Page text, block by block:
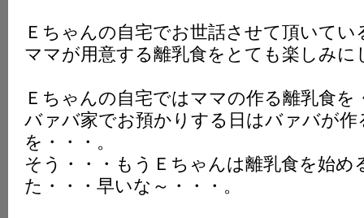
Ｅちゃんの自宅でお世話させて頂いて
ママが用意する離乳食をとても楽しみに
Ｅちゃんの自宅ではママの作る離乳食を
バァバ家でお預かりする日はバァバが作
を・・・。
そう・・・もうＥちゃんは離乳食を始め
た・・・早いな～・・・。